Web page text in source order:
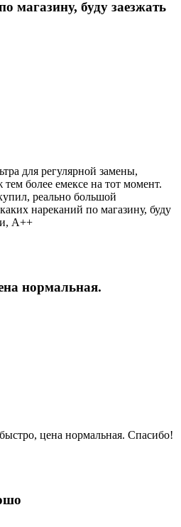
магазину, буду заезжать
для регулярной замены,
более емексе на тот момент.
реально большой
нареканий по магазину, буду
A++
нормальная.
цена нормальная. Спасибо!